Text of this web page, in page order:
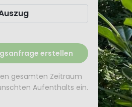
erstellen
gesamten Zeitraum
Aufenthalts ein.